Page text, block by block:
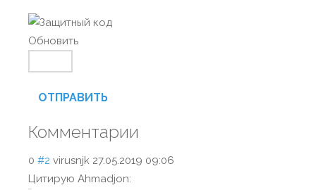
Обновить
ОТПРАВИТЬ
Комментарии
0 #2 virusnjk 27.05.2019 09:06
Цитирую Ahmadjon: